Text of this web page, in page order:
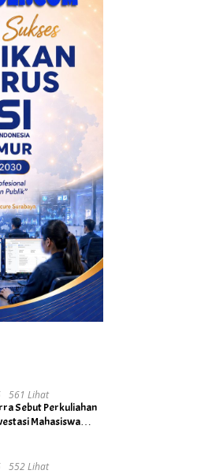
561 Lihat
Sebut Perkuliahan
Mahasiswa
552 Lihat